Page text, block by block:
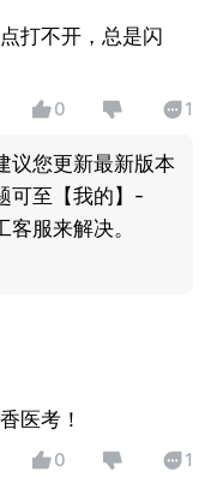
心的考生准备。我
冲刺班”、“押题
丁香医考。
打不开，总是闪
0 1
议您更新最新版本
可至【我的】-
客服来解决。
医考！
0 1